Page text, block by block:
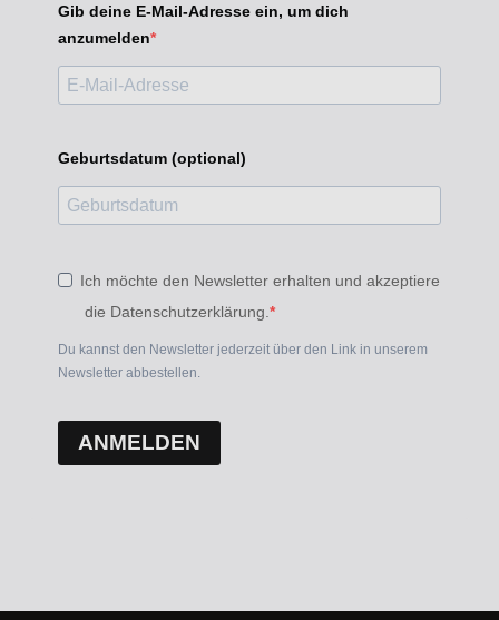
Gib deine E-Mail-Adresse ein, um dich
anzumelden
Geburtsdatum (optional)
Ich möchte den Newsletter erhalten und akzeptiere
die Datenschutzerklärung.
Du kannst den Newsletter jederzeit über den Link in unserem
Newsletter abbestellen.
ANMELDEN